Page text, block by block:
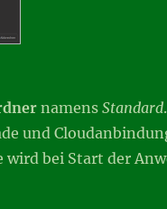
namens Standard
und
wird bei Start der